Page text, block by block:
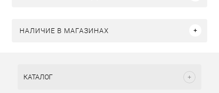
НАЛИЧИЕ В МАГАЗИНАХ
КАТАЛОГ